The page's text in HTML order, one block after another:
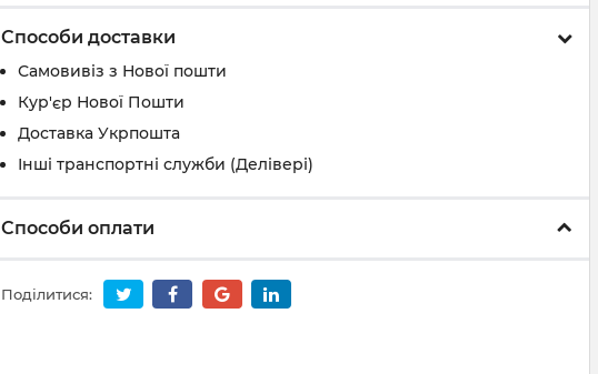
Способи доставки
Самовивіз з Нової пошти
Кур'єр Нової Пошти
Доставка Укрпошта
Інші транспортні служби (Делівері)
Способи оплати
Поділитися: